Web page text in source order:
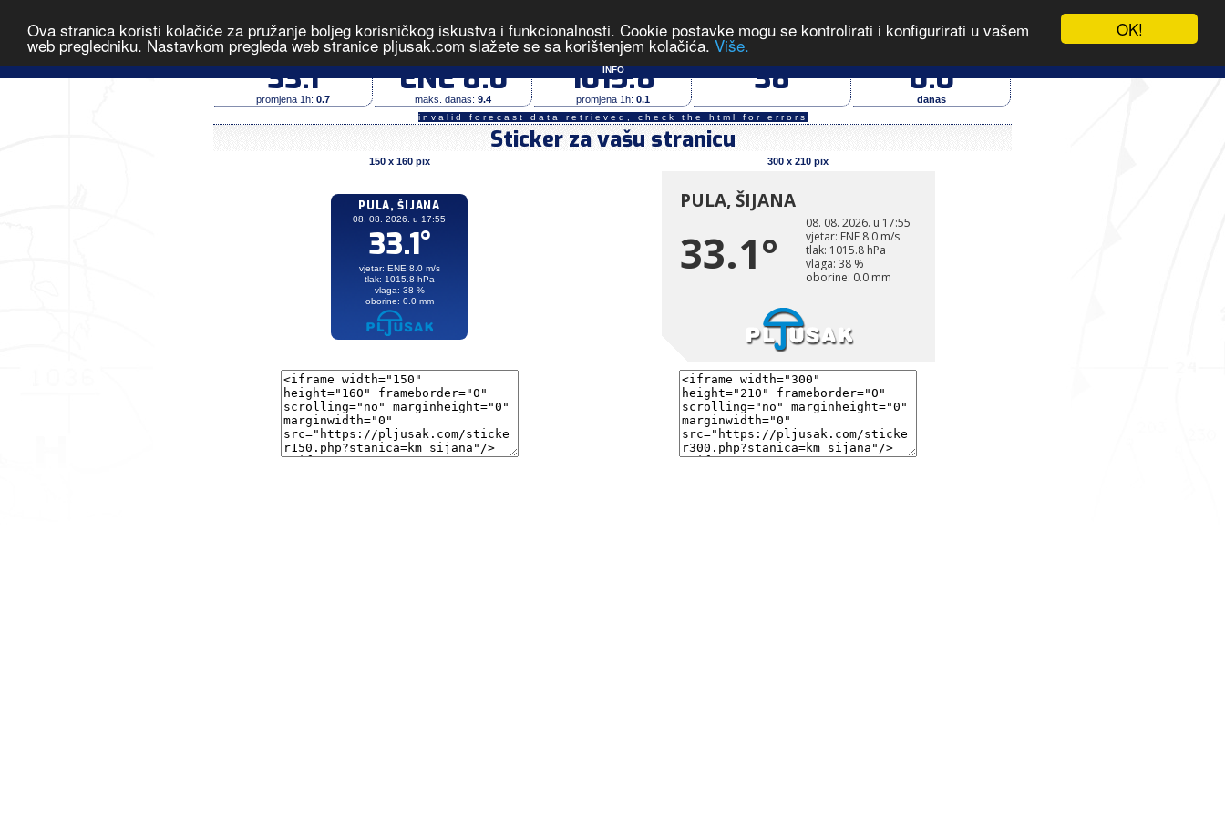
OK!
Ova stranica koristi kolačiće za pružanje boljeg korisničkog iskustva i funkcionalnosti. Cookie postavke mogu se kontrolirati i konfigurirati u vašem
web pregledniku. Nastavkom pregleda web stranice pljusak.com slažete se sa korištenjem kolačića. Više.
INFO
Pula, Šijana- izmjerene vrijednosti u 17:55 dana 08.08.2026.- IZVOR PODATAKA
temperatura (°C)
33.1
promjena 1h: 0.7
ENE 8.0
maks. danas: 9.4
tlak zraka (hPa)
1015.8
promjena 1h: 0.1
38 0.0
danas
invalid forecast data retrieved, check the html for errors
Sticker za vašu stranicu
150 x 160 pix 300 x 210 pix